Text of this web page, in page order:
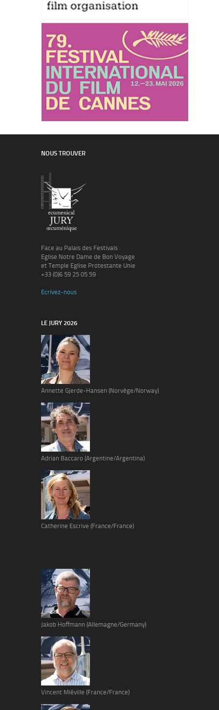
NOUS TROUVER
Face au Palais des Festivals :
Eglise Notre Dame de Bon Voyage
et Temple Eglise Protestante Unie
+33 (0)6 59 25 05 59
Ecrivez-nous
LE JURY 2026
Annette Gjerde-Hansen (Norvège/Norway)
Adrian Baccaro (Argentine/Argentina)
Catherine Escrive (France/France)
Jakob Hoffmann (Allemagne/Germany)
Vincent Miéville (France/France)